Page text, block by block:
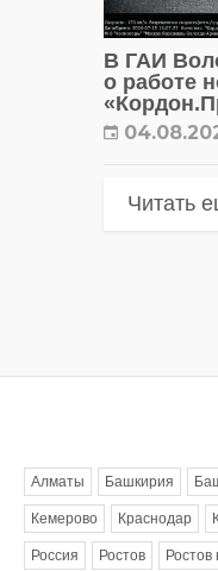
В ГАИ
о работе
Читать
Алматы Башкирия
Кемерово Краснодар
Россия Ростов Ростов